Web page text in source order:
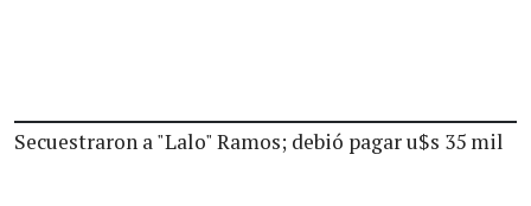
Secuestraron a "Lalo" Ramos; debió pagar u$s 35 mil